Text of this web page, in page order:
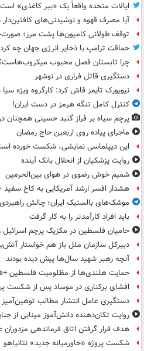
ایالات متحده واقعاً یک «ببر کاغذی»
آیا مصرف قهوه و نوشیدنی‌های کافئین‌دار
توقف طولانی کامیون‌ها پشت مرز؛
حماقت ترامپ با ذخایر انرژی جهان چه
چرا تابستان فصل محبوب
دستگیری قاتل فراری در نوشهر
نیویورک تایمز فاش کرد: کارگروه ویژه سیا
کنترل کامل تنگه هرمز در دست ایران!
پرچم سیاه بر فراز گنبد حسینی همچنان
ماجرای پیاده روی اربعین حاج رمضان
این دیپلماسی نمایشی، شکست خورده
روایت پزشکیان از انحلال بانک آینده
شمیم خوش رضوی در هوای بین‌الحرمین
هشدار افسر ارشد آمریکایی به کاخ سفید
موشک‌های بالستیک ایران؛ چالش راهبردی
باید افراد کارآمدتر را به کار گرفت
حامیان فلسطین در مکزیک پرچم اسرائیل
دبیرکل سازمان ملل باز هم خواستار
آنچه رهبر شهید سال‌ها پیش دیده بودند
حمایت هلندی‌ها از مظلومیت فلسطین
افشای برکناری در موساد پس از شکست
دستگیری عامل انتشار مطالب توهین‌آمیز
روایت تکان‌دهنده دانش‌آموز مینابی از
هدف قرار گرفتن اتاق‌ فرماندهی مزدوران
شکست پروژه «خاورمیانه جدید» نتانیاهو